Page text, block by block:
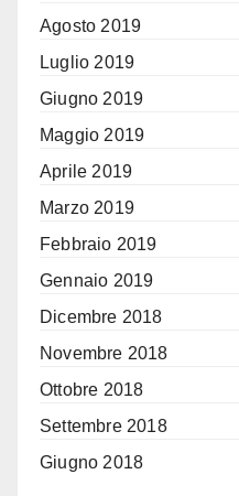
Agosto 2019
Luglio 2019
Giugno 2019
Maggio 2019
Aprile 2019
Marzo 2019
Febbraio 2019
Gennaio 2019
Dicembre 2018
Novembre 2018
Ottobre 2018
Settembre 2018
Giugno 2018